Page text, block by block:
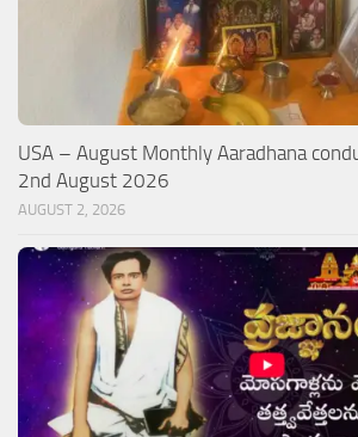
USA – August Monthly Aaradhana
2nd August 2026
AUGUST 2, 2026